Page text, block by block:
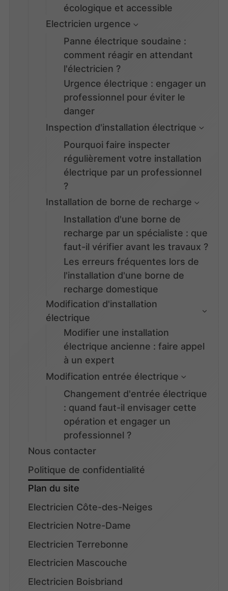
écologique et accessible
Electricien urgence
Panne électrique soudaine :
comment réagir en attendant
l'électricien ?
Urgence électrique : engager un
professionnel pour éviter le
danger
Inspection d'installation électrique
Pourquoi faire inspecter
régulièrement votre installation
électrique par un professionnel
?
Installation de borne de recharge
Installation d'une borne de
recharge par un spécialiste : que
faut-il vérifier avant les travaux ?
Les erreurs fréquentes lors de
l'installation d'une borne de
recharge domestique
Modification d'installation
électrique
Modifier une installation
électrique ancienne : faire appel
à un expert
Modification entrée électrique
Changement d'entrée électrique
: quand faut-il envisager cette
opération et engager un
professionnel ?
Nous contacter
Politique de confidentialité
Plan du site
Electricien Côte-des-Neiges
Electricien Notre-Dame
Electricien Terrebonne
Electricien Mascouche
Electricien Boisbriand